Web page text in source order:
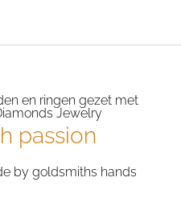
passion
by goldsmiths hands